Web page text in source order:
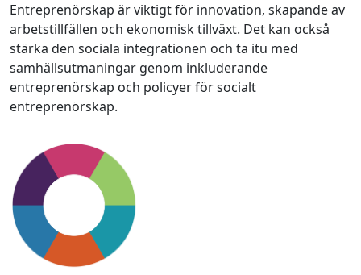
Entreprenörskap är viktigt för innovation, skapande av
arbetstillfällen och ekonomisk tillväxt. Det kan också
stärka den sociala integrationen och ta itu med
samhällsutmaningar genom inkluderande
entreprenörskap och policyer för socialt
entreprenörskap.